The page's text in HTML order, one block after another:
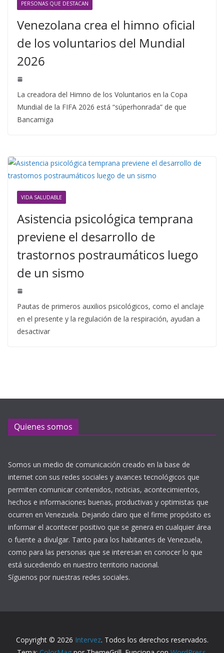
PERSONAS QUE DESTACAN
Venezolana crea el himno oficial
de los voluntarios del Mundial
2026
La creadora del Himno de los Voluntarios en la Copa
Mundial de la FIFA 2026 está “súperhonrada” de que
Bancamiga
VIDA SALUDABLE
Asistencia psicológica temprana
previene el desarrollo de
trastornos postraumáticos luego
de un sismo
Pautas de primeros auxilios psicológicos, como el anclaje
en el presente y la regulación de la respiración, ayudan a
desactivar
Quienes somos
Somos un medio de comunicación creado en la base de
internet con sus redes sociales y avances tecnológicos que
permiten comunicar contenidos, noticias, acontecimientos,
hechos e informaciones buenas, productivas y optimistas que
ocurren en Venezuela. Dejando claro que el firme propósito es
informar el acontecer positivo que se genera en cualquier área
o fuente a divulgar. Tanto para los habitantes de Venezuela,
como para las personas que se interesan en conocer lo que
está sucediendo en nuestro territorio nacional.
Síguenos por nuestras redes sociales.
Copyright © 2026 Intervez. Todos los derechos reservados.